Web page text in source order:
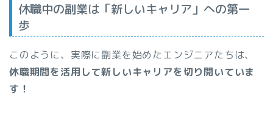
休職中の副業は「新しいキャリア」への第一
歩
このように、実際に副業を始めたエンジニアたちは、
休職期間を活用して新しいキャリアを切り開いていま
す！